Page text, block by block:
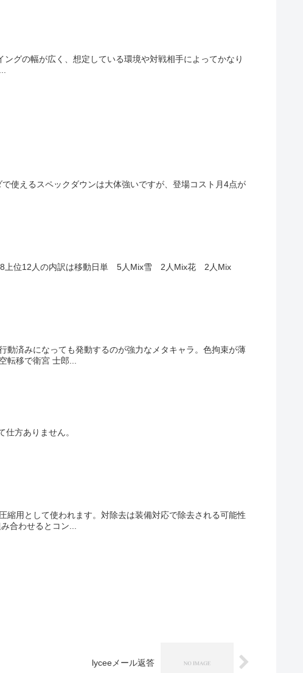
グの幅が広く、想定している環境や対戦相手によってかなり
使えるスペックダウンは大体強いですが、登場コスト月4点が
上位12人の内訳は移動日単 5人Mix雪 2人Mix花 2人Mix
動済みになっても発動するのが強力なメタキャラ。色拘束が薄
転移で衛宮 士郎...
方ありません。
縮用として使われます。対除去は装備対応で除去される可能性
合わせるとコン...
lyceeメール返答